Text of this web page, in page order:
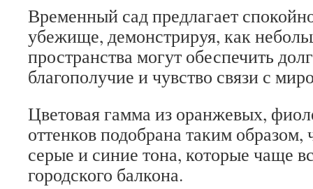
Временный сад предлагает
убежище, демонстрируя, как
пространства могут обеспечить
благополучие и чувство связи с
Цветовая гамма из оранжевых,
оттенков подобрана таким образом,
серые и синие тона, которые чаще
городского балкона.